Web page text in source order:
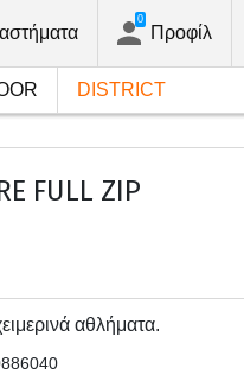
Προφίλ
0
DISTRICT
FULL ZIP
αθλήματα.